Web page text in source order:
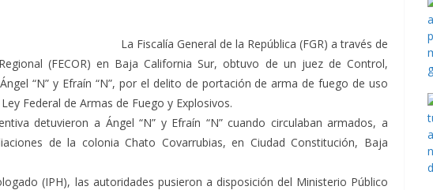
La Fiscalía General de la República (FGR) a través de
(FECOR) en Baja California Sur, obtuvo de un juez de Control,
“N” y Efraín “N”, por el delito de portación de arma de fuego de uso
Federal de Armas de Fuego y Explosivos.
detuvieron a Ángel “N” y Efraín “N” cuando circulaban armados, a
de la colonia Chato Covarrubias, en Ciudad Constitución, Baja
(IPH), las autoridades pusieron a disposición del Ministerio Público